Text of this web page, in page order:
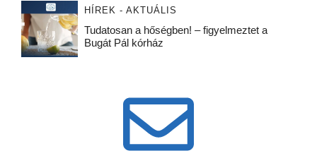
HÍREK - AKTUÁLIS
Tudatosan a hőségben! – figyelmeztet a
Bugát Pál kórház